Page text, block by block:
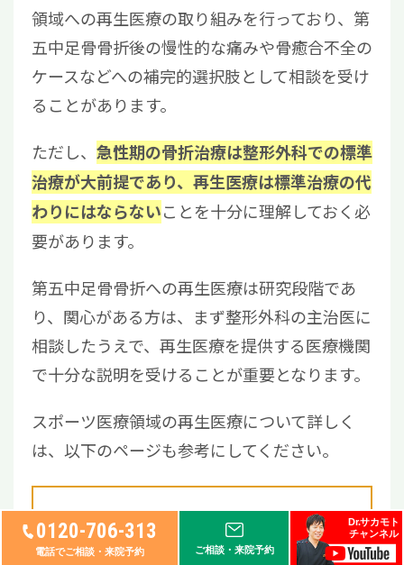
0120-706-313
電話でご相談・来院予約 ご相談・来院予約
Dr.サカモト
チャンネル
領域への再生医療の取り組みを行っており、第
五中足骨骨折後の慢性的な痛みや骨癒合不全の
ケースなどへの補完的選択肢として相談を受け
ることがあります。
ただし、 急性期の骨折治療は整形外科での標準
治療が大前提であり、再生医療は標準治療の代
わりにはならないことを十分に理解しておく必
要があります。
第五中足骨骨折への再生医療は研究段階であ
り、関心がある方は、まず整形外科の主治医に
相談したうえで、再生医療を提供する医療機関
で十分な説明を受けることが重要となります。
スポーツ医療領域の再生医療について詳しく
は、以下のページも参考にしてください。
スポーツ外傷（筋・腱・靭帯
損傷）に対する再生医療・幹
細胞治療